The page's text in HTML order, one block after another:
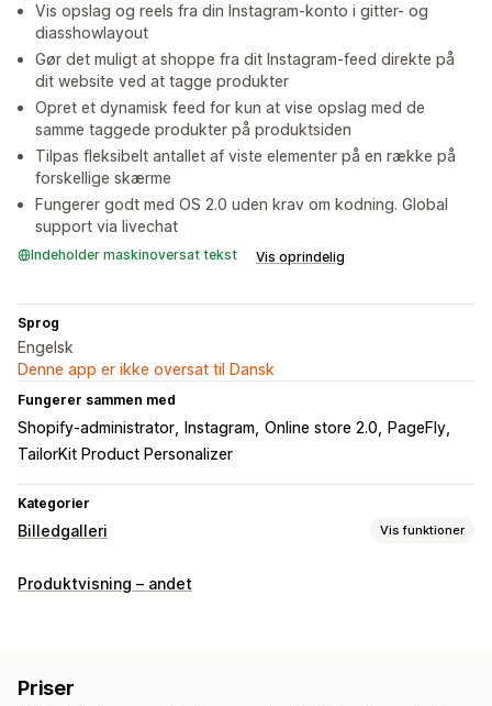
Vis opslag og reels fra din Instagram-konto i gitter- og
diasshowlayout
Gør det muligt at shoppe fra dit Instagram-feed direkte på
dit website ved at tagge produkter
Opret et dynamisk feed for kun at vise opslag med de
samme taggede produkter på produktsiden
Tilpas fleksibelt antallet af viste elementer på en række på
forskellige skærme
Fungerer godt med OS 2.0 uden krav om kodning. Global
support via livechat
Indeholder maskinoversat tekst Vis oprindelig
Sprog
Engelsk
Denne app er ikke oversat til Dansk
Fungerer sammen med
Shopify-administrator Instagram Online store 2.0
PageFly
TailorKit Product Personalizer
Kategorier
Billedgalleri Vis funktioner
Gallerityper
Tilpasset stil
Produktvisning – andet
Priser